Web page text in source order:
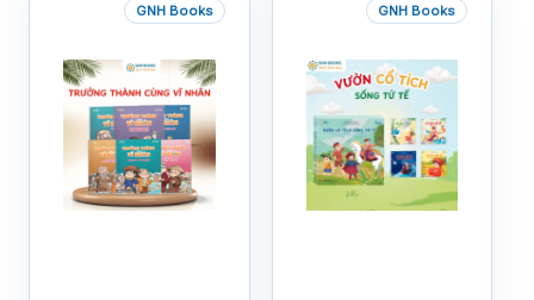
GNH Books GNH Books